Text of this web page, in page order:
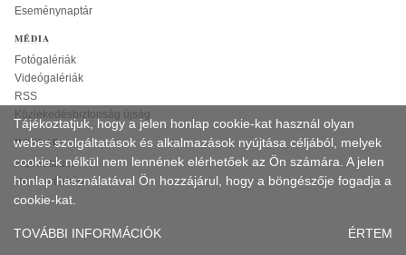
Eseménynaptár
MÉDIA
Fotógalériák
Videógalériák
RSS
Közlekedésbiztonság újság
HONLAP
Impresszum
Honlap térkép
Tájékoztatjuk, hogy a jelen honlap cookie-kat használ olyan
webes szolgáltatások és alkalmazások nyújtása céljából, melyek
cookie-k nélkül nem lennének elérhetőek az Ön számára. A jelen
honlap használatával Ön hozzájárul, hogy a böngészője fogadja a
cookie-kat.
TOVÁBBI INFORMÁCIÓK ÉRTEM